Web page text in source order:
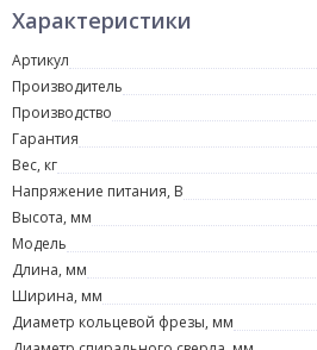
Характеристики
Артикул
Производитель
Производство
Гарантия
Вес, кг
Напряжение питания, В
Высота, мм
Модель
Длина, мм
Ширина, мм
Диаметр кольцевой фрезы, мм